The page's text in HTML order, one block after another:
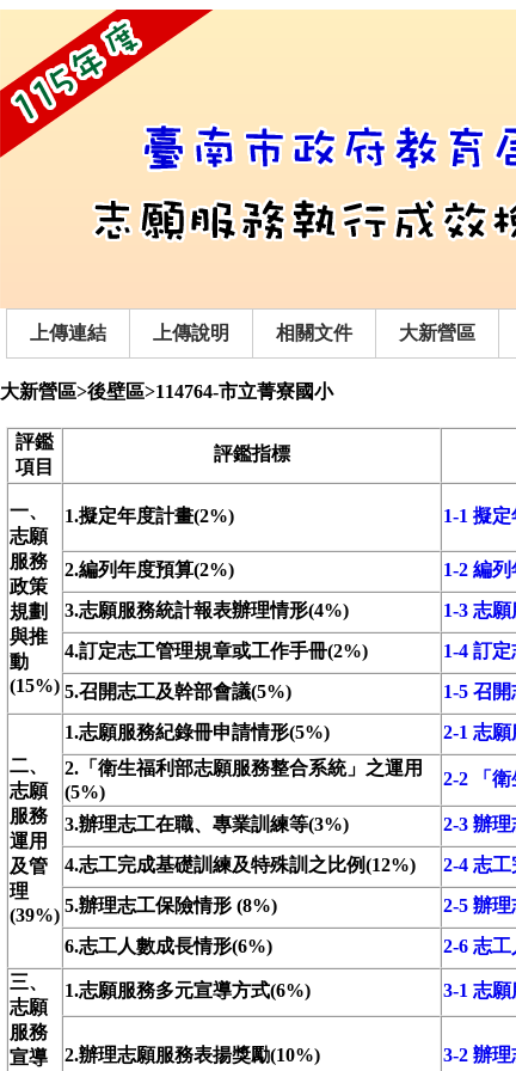
上傳連結 上傳說明 相關文件 大新營區
大新營區>後壁區>114764-市立菁寮國小
評鑑
項目
評鑑指標
一、
志願
服務
政策
規劃
與推
動
(15%)
1.擬定年度計畫(2%) 1-1 擬
2.編列年度預算(2%)
1-2 編
3.志願服務統計報表辦理情形(4%)
1-3 志
4.訂定志工管理規章或工作手冊(2%)
1-4 訂
5.召開志工及幹部會議(5%)
1-5 召
二、
志願
服務
運用
及管
理
(39%)
1.志願服務紀錄冊申請情形(5%)
2-1 志
2.「衛生福利部志願服務整合系統」之運用
(5%)
2-2 「
3.辦理志工在職、專業訓練等(3%)
2-3 辦
4.志工完成基礎訓練及特殊訓之比例(12%)
2-4 志
5.辦理志工保險情形 (8%)
2-5 辦
6.志工人數成長情形(6%)
2-6 志
三、
志願
服務
宣導
1.志願服務多元宣導方式(6%) 3-1 志
2.辦理志願服務表揚獎勵(10%) 3-2 辦